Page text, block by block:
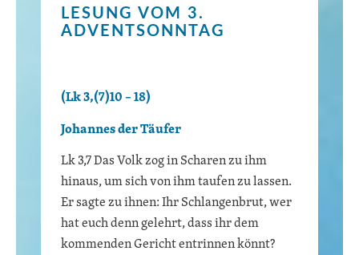
LESUNG VOM 3.
ADVENTSONNTAG
(Lk 3,(7)10 – 18)
Johannes der Täufer
Lk 3,7 Das Volk zog in Scharen zu ihm
hinaus, um sich von ihm taufen zu lassen.
Er sagte zu ihnen: Ihr Schlangenbrut, wer
hat euch denn gelehrt, dass ihr dem
kommenden Gericht entrinnen könnt?